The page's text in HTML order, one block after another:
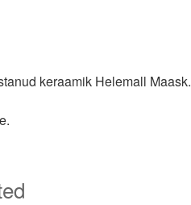
keraamik Helemall Maask.